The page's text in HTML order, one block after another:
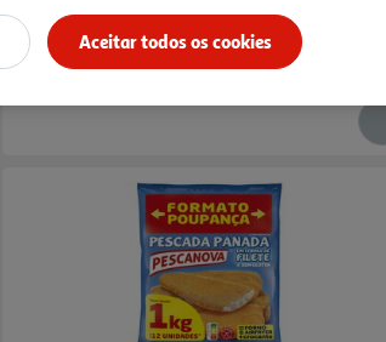
Indisponível online
Aceitar todos os cookies